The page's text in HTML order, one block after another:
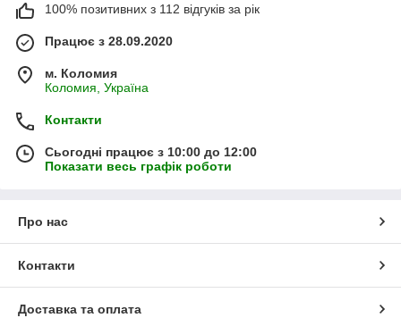
100% позитивних з 112 відгуків за рік
Працює з 28.09.2020
м. Коломия
Коломия, Україна
Контакти
Сьогодні працює з 10:00 до 12:00
Показати весь графік роботи
Про нас
Контакти
Доставка та оплата